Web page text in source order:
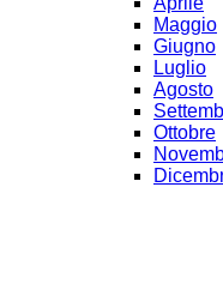
Maggio
Giugno
Luglio
Agosto
Ottobre